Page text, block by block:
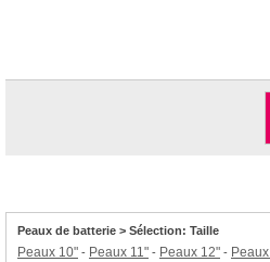
Peaux de batterie > Sélection: Taille
Peaux 10" - Peaux 11" - Peaux 12" -